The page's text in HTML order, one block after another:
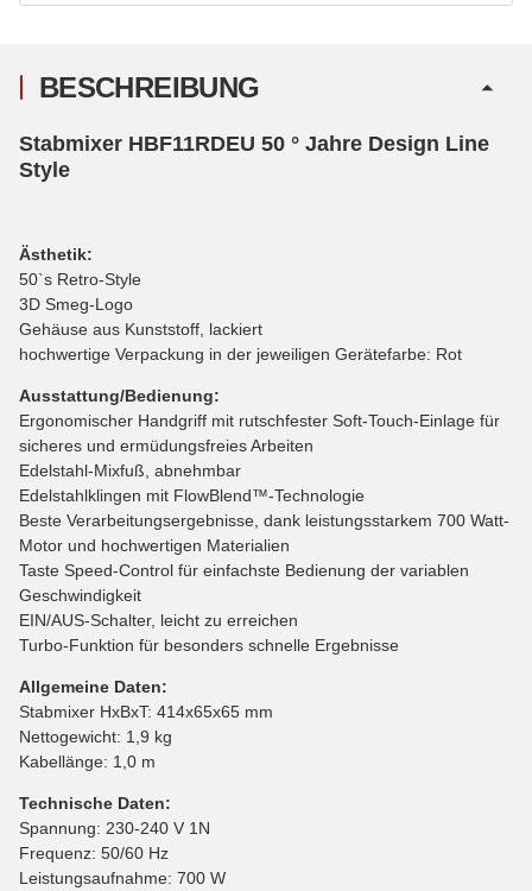
BESCHREIBUNG
Stabmixer HBF11RDEU 50 ° Jahre Design Line
Style
Ästhetik:
50`s Retro-Style
3D Smeg-Logo
Gehäuse aus Kunststoff, lackiert
hochwertige Verpackung in der jeweiligen Gerätefarbe: Rot
Ausstattung/Bedienung:
Ergonomischer Handgriff mit rutschfester Soft-Touch-Einlage für
sicheres und ermüdungsfreies Arbeiten
Edelstahl-Mixfuß, abnehmbar
Edelstahlklingen mit FlowBlend™-Technologie
Beste Verarbeitungsergebnisse, dank leistungsstarkem 700 Watt-
Motor und hochwertigen Materialien
Taste Speed-Control für einfachste Bedienung der variablen
Geschwindigkeit
EIN/AUS-Schalter, leicht zu erreichen
Turbo-Funktion für besonders schnelle Ergebnisse
Allgemeine Daten:
Stabmixer HxBxT: 414x65x65 mm
Nettogewicht: 1,9 kg
Kabellänge: 1,0 m
Technische Daten:
Spannung: 230-240 V 1N
Frequenz: 50/60 Hz
Leistungsaufnahme: 700 W